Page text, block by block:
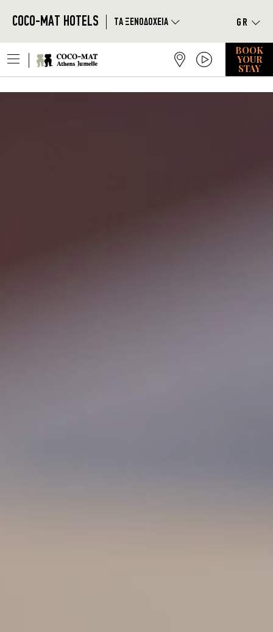
Skip to main content
COCO-MAT HOTELS | TΑ ΞΕΝΟΔΟΧΕΙΑ
| BOOK
YOUR
STAY